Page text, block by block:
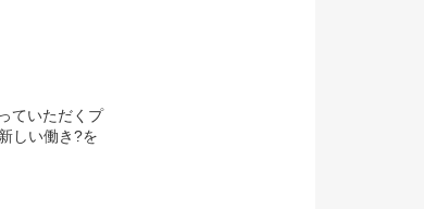
ていただくプ
しい働き?を